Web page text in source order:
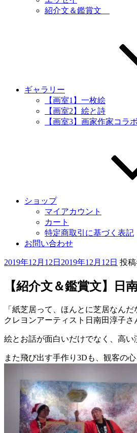
紹介文＆鑑賞文
ギャラリー
【画室1】一枚絵
【画室2】絵と詩
【画室3】画家作家コラボ
ショップ
マイアカウント
カート
特定商取引に基づく表記
お問い合わせ
投
日:
2019年12月12日 2019年12月12日 投
【紹介文＆鑑賞文】日
「紙芝居って、ほんとに芝居なんだ
クレヨンアーティスト日南田淳子
絵とお話が面白いだけでなく、高い
また飛び出す手作り3Dも、観客の心